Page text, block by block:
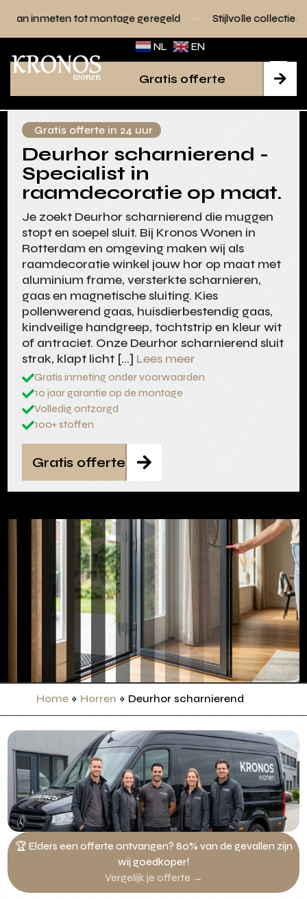
montage geregeld Stijlvolle collecties voor elk interieur
NL EN

Gratis offerte
Gratis offerte in 24 uur
Deurhor scharnierend -
Specialist in
raamdecoratie op maat.
Je zoekt Deurhor scharnierend die muggen
stopt en soepel sluit. Bij Kronos Wonen in
Rotterdam en omgeving maken wij als
raamdecoratie winkel jouw hor op maat met
aluminium frame, versterkte scharnieren,
gaas en magnetische sluiting. Kies
pollenwerend gaas, huisdierbestendig gaas,
kindveilige handgreep, tochtstrip en kleur wit
of antraciet. Onze Deurhor scharnierend sluit
strak, klapt licht […] Lees meer
Gratis inmeting onder voorwaarden
10 jaar garantie op de montage
Volledig ontzorgd
100+ stoffen

Gratis offerte
Home» Horren » Deurhor scharnierend
🏆 Elders een offerte ontvangen? 80% van de gevallen zijn
wij goedkoper!
Vergelijk je offerte →